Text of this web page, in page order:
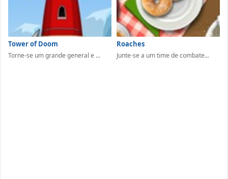
Tower of Doom
Torne-se um grande general e ...
Roaches
Junte-se a um time de combate...